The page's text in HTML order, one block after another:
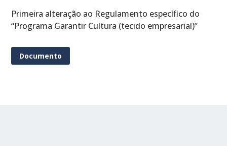
Primeira alteração ao Regulamento específico do
“Programa Garantir Cultura (tecido empresarial)”
Documento